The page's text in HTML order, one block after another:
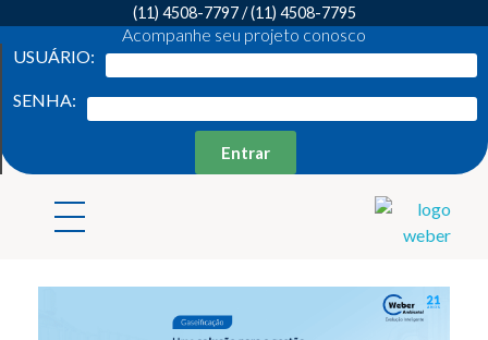
(11) 4508-7797/(11) 4508-7795
Acompanhe seu projeto conosco
USUÁRIO:
SENHA:
Entrar